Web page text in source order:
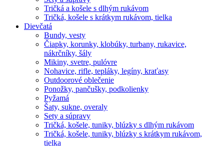
Tričká a košele s dlhým rukávom
Tričká, košele s krátkym rukávom, tielka
Dievčatá
Bundy, vesty
Čiapky, korunky, klobúky, turbany, rukavice,
nákrčníky, šály
Mikiny, svetre, pulóvre
Nohavice, rifle, tepláky, legíny, kraťasy
Outdoorové oblečenie
Ponožky, pančušky, podkolienky
Pyžamá
Šaty, sukne, overaly
Sety a súpravy
Tričká, košele, tuniky, blúzky s dlhým rukávom
Tričká, košele, tuniky, blúzky s krátkym rukávom,
tielka